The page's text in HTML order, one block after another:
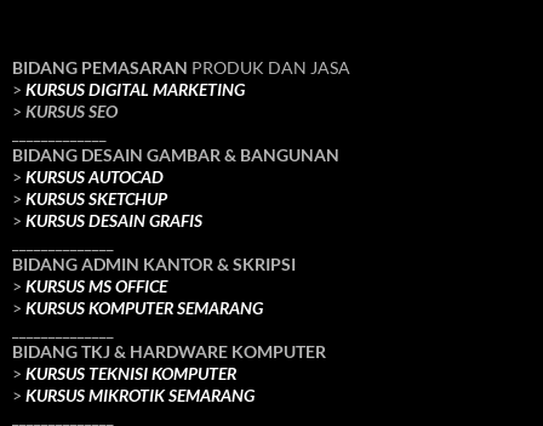
BIDANG PEMASARAN PRODUK DAN JASA
> KURSUS DIGITAL MARKETING
> KURSUS SEO
BIDANG DESAIN GAMBAR & BANGUNAN
> KURSUS AUTOCAD
> KURSUS SKETCHUP
> KURSUS DESAIN GRAFIS
BIDANG ADMIN KANTOR & SKRIPSI
> KURSUS MS OFFICE
> KURSUS KOMPUTER SEMARANG
BIDANG TKJ & HARDWARE KOMPUTER
> KURSUS TEKNISI KOMPUTER
> KURSUS MIKROTIK SEMARANG